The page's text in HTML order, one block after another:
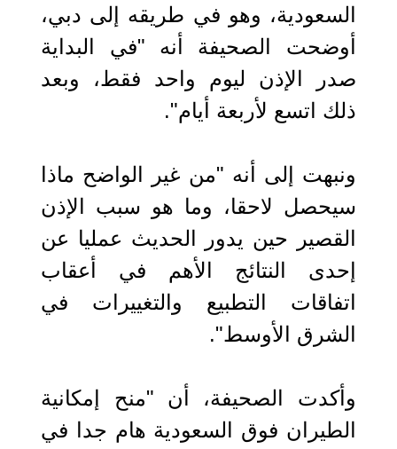
السعودية، وهو في طريقه إلى دبي،
أوضحت الصحيفة أنه "في البداية
صدر الإذن ليوم واحد فقط، وبعد
ذلك اتسع لأربعة أيام".
ونبهت إلى أنه "من غير الواضح ماذا
سيحصل لاحقا، وما هو سبب الإذن
القصير حين يدور الحديث عمليا عن
إحدى النتائج الأهم في أعقاب
اتفاقات التطبيع والتغييرات في
الشرق الأوسط".
وأكدت الصحيفة، أن "منح إمكانية
الطيران فوق السعودية هام جدا في